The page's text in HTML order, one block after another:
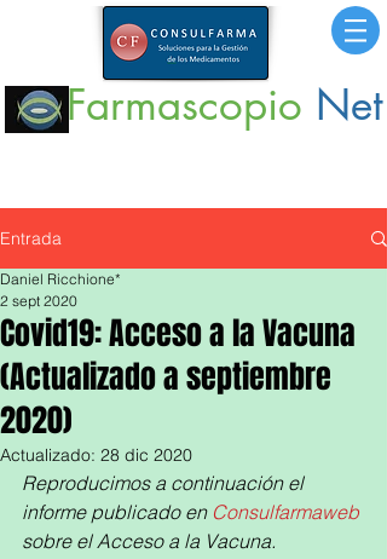
Farmascopio Net
Entrada
Covid19: Acceso a la Vacuna
(Actualizado a septiembre
2020)
Daniel Ricchione*
2 sept 2020
Actualizado: 28 dic 2020
Reproducimos a continuación el
informe publicado en Consulfarmaweb
sobre el Acceso a la Vacuna.